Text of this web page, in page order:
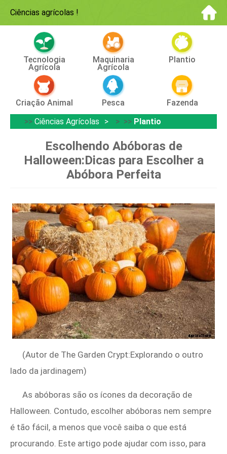
Ciências agrícolas !
Tecnologia
Agrícola
Maquinaria
Agrícola
Plantio
Criação Animal Pesca
Fazenda
>> Ciências Agrícolas > >> Plantio
Escolhendo Abóboras de
Halloween:Dicas para Escolher a
Abóbora Perfeita
(Autor de The Garden Crypt:Explorando o outro
lado da jardinagem)
As abóboras são os ícones da decoração de
Halloween. Contudo, escolher abóboras nem sempre
é tão fácil, a menos que você saiba o que está
procurando. Este artigo pode ajudar com isso, para